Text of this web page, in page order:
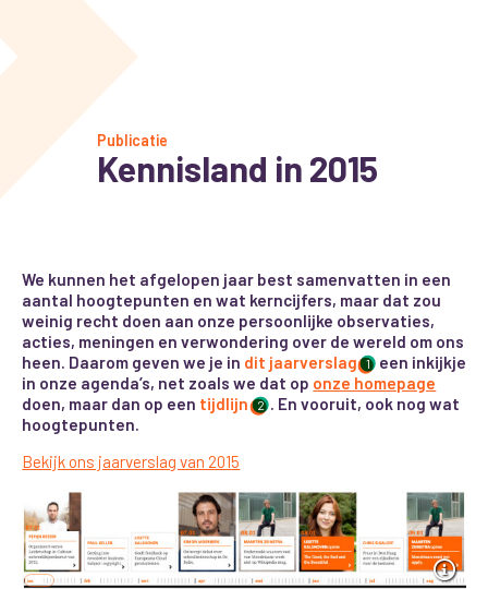
Publicatie
Kennisland in 2015
We kunnen het afgelopen jaar best samenvatten in een
aantal hoogtepunten en wat kerncijfers, maar dat zou
weinig recht doen aan onze persoonlijke observaties,
acties, meningen en verwondering over de wereld om ons
heen. Daarom geven we je in dit jaarverslag 1 een inkijkje
in onze agenda’s, net zoals we dat op onze homepage
doen, maar dan op een tijdlijn 2 . En vooruit, ook nog wat
hoogtepunten.
Bekijk ons jaarverslag van 2015